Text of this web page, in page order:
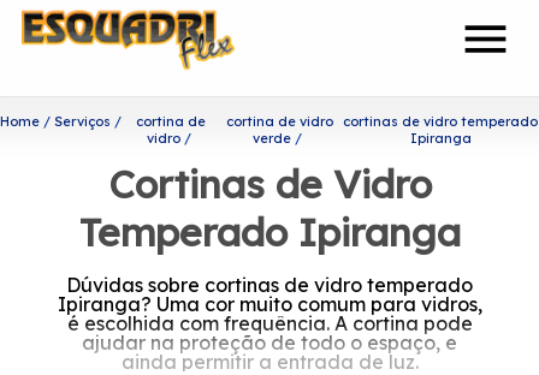
menu
Home Serviços
cortina de
vidro
cortina de vidro
verde
cortinas de vidro temperado
Ipiranga
Cortinas de Vidro
Temperado Ipiranga
Dúvidas sobre cortinas de vidro temperado
Ipiranga? Uma cor muito comum para vidros,
é escolhida com frequência. A cortina pode
ajudar na proteção de todo o espaço, e
ainda permitir a entrada de luz.